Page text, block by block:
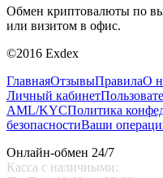
Обмен криптовалюты по
или визитом в офис.
©2016 Exdex
ГлавнаяОтзывыПравилаО
Личный кабинет
AML/KYCПолитика
безопасностиВаши
Онлайн-обмен 24/7
Касса с наличными: